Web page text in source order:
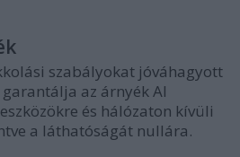
szabályokat jóváhagyott
az árnyék AI
és hálózaton kívüli
a láthatóságát nullára.